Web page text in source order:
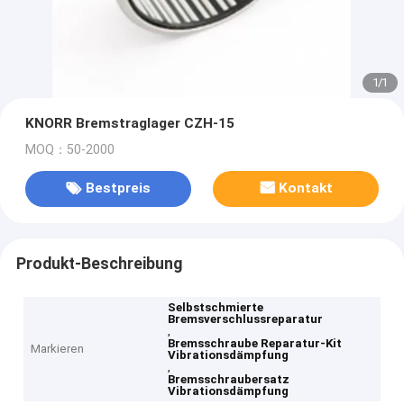
1/1
KNORR Bremstraglager CZH-15
MOQ：50-2000
Bestpreis Kontakt
Produkt-Beschreibung
Markieren
Selbstschmierte
Bremsverschlussreparatur
,
Bremsschraube Reparatur-Kit
Vibrationsdämpfung
,
Bremsschraubersatz
Vibrationsdämpfung